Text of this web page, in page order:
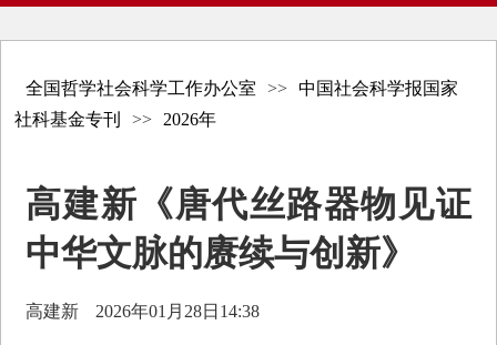
全国哲学社会科学工作办公室 >>
中国社会科学报国家
社科基金专刊
>> 2026年
高建新《唐代丝路器物见证
中华文脉的赓续与创新》
高建新 2026年01月28日14:38